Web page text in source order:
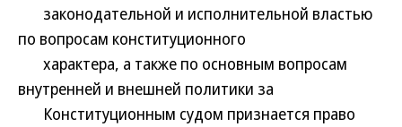
законодательной и исполнительной властью
по вопросам конституционного
характера, а также по основным вопросам
внутренней и внешней политики за
Конституционным судом признается право